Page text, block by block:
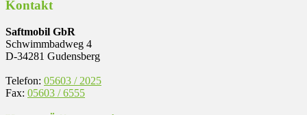
Kontakt
Saftmobil GbR
Schwimmbadweg 4
D-34281 Gudensberg
Telefon: 05603 / 2025
Fax: 05603 / 6555